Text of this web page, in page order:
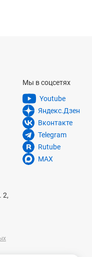
сканеров
2,
Мы в соцсетях
Youtube
Яндекс.Дзен
Вконтакте
Telegram
Rutube
MAX